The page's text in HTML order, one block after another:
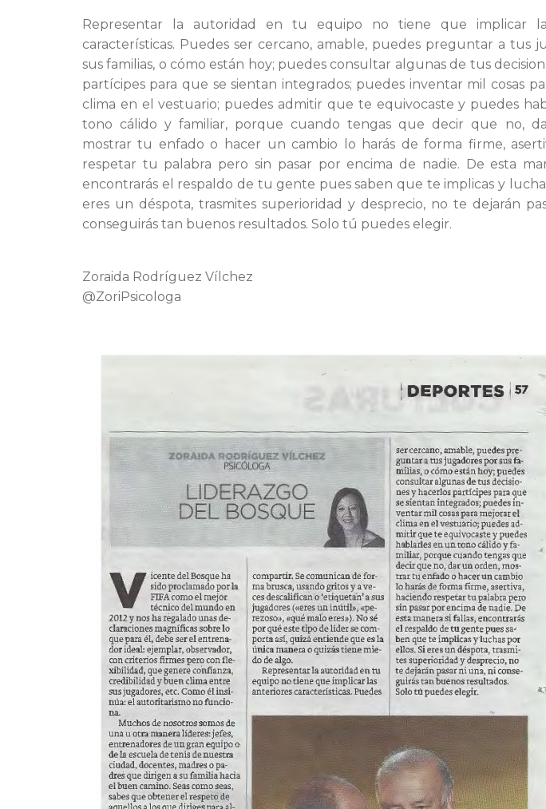
Representar la autoridad en tu equipo no tiene que implicar
características. Puedes ser cercano, amable, puedes preguntar a tus
sus familias, o cómo están hoy; puedes consultar algunas de tus
partícipes para que se sientan integrados; puedes inventar mil cosas
clima en el vestuario; puedes admitir que te equivocaste y puedes
tono cálido y familiar, porque cuando tengas que decir que no,
mostrar tu enfado o hacer un cambio lo harás de forma firme,
respetar tu palabra pero sin pasar por encima de nadie. De esta
encontrarás el respaldo de tu gente pues saben que te implicas y
eres un déspota, trasmites superioridad y desprecio, no te dejarán
conseguirás tan buenos resultados. Solo tú puedes elegir.
Zoraida Rodríguez Vílchez
@ZoriPsicologa